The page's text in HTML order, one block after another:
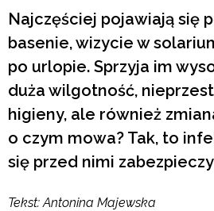
Najczęściej pojawiają się
basenie, wizycie w
po urlopie. Sprzyja im
duża wilgotność,
higieny, ale również
o czym mowa? Tak, to
się przed nimi
Tekst: Antonina Majewska